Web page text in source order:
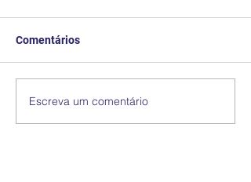
Comentários
Escreva um comentário